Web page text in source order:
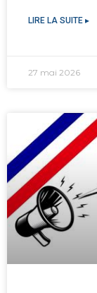
LIRE LA SUITE ▸
27 mai 2026